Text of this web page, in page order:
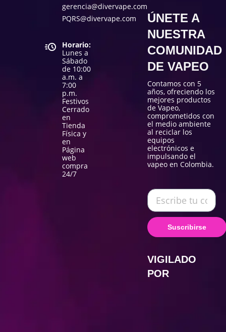
gerencia@divervape.com
PQRS@divervape.com
Horario:
Lunes a
Sábado
de 10:00
a.m. a
7:00
p.m.
Festivos
Cerrado
en
Tienda
Física y
en
Página
web
compra
24/7
ÚNETE A
NUESTRA
COMUNIDAD
DE VAPEO
Contamos con 5
años, ofreciendo los
mejores productos
de Vapeo,
comprometidos con
el medio ambiente
al reciclar los
equipos
electrónicos e
impulsando el
vapeo en Colombia.
Suscribirse
VIGILADO
POR